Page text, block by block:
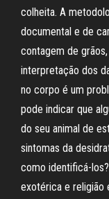
colheita. A
documental e de
contagem de
interpretação dos
no corpo é um
pode indicar que
do seu animal de
sintomas da
como identificá-
exotérica e religião